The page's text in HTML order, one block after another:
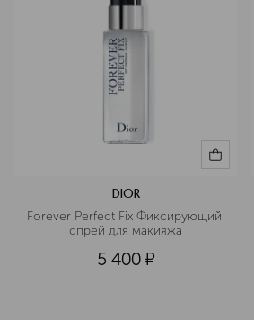
DIOR
Forever Perfect Fix Фиксирующий
спрей для макияжа
5 400 ¤